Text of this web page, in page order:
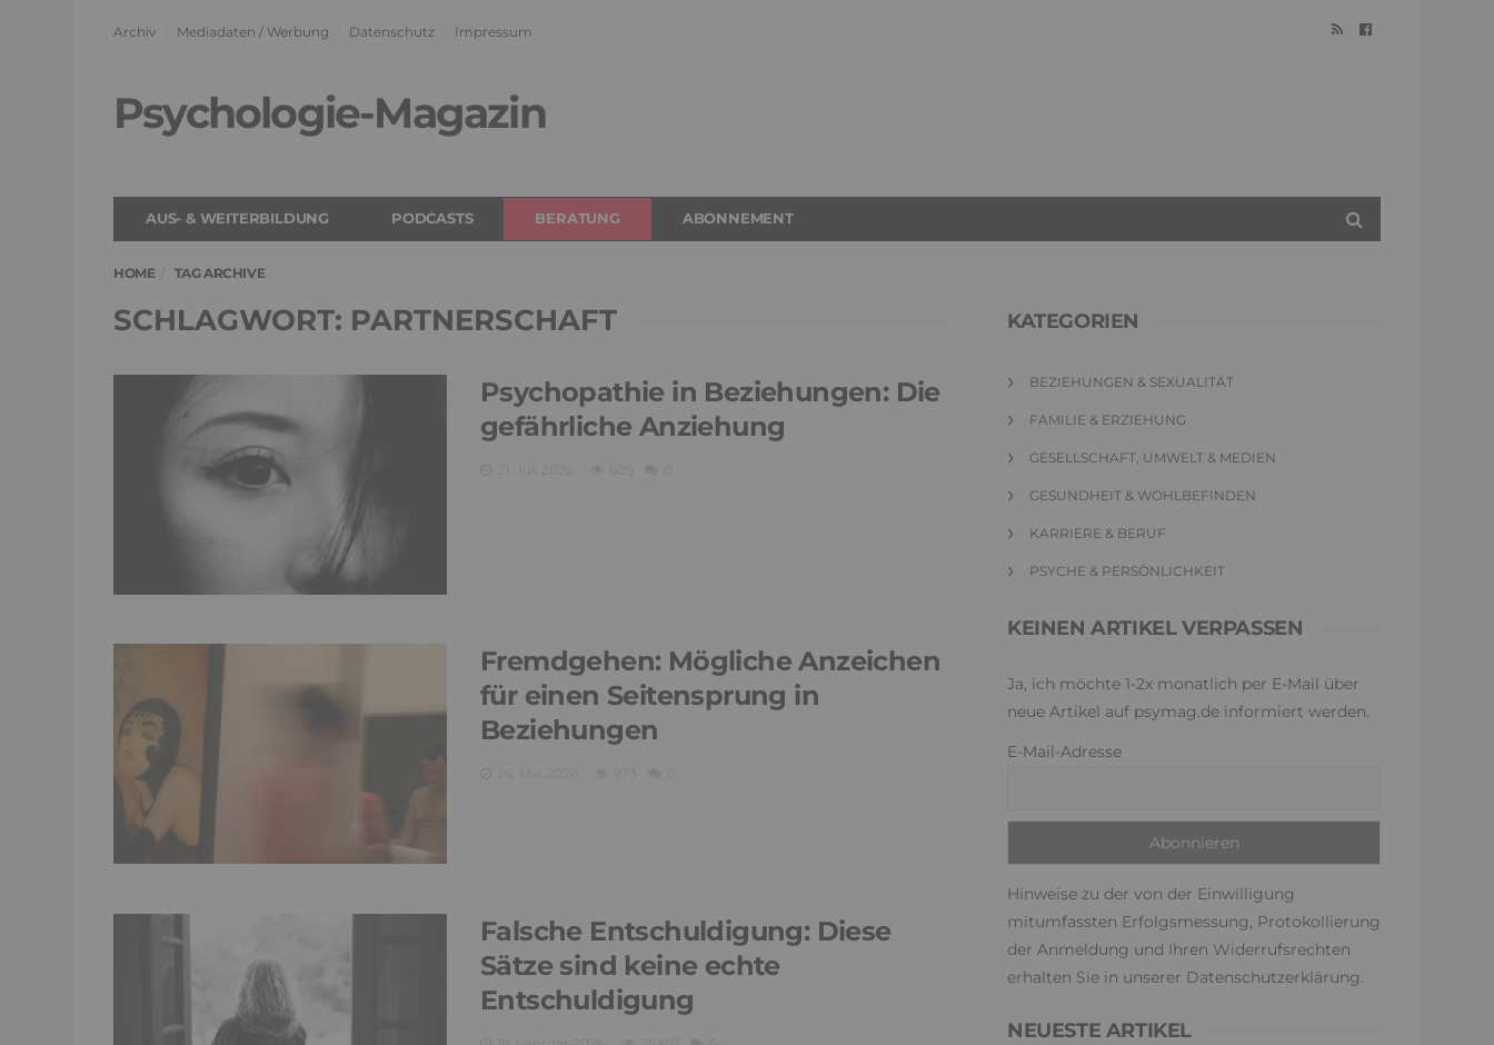
Archiv Mediadaten / Werbung Datenschutz Impressum
Psychologie-Magazin
AUS- & WEITERBILDUNG PODCASTS BERATUNG ABONNEMENT
HOME TAG ARCHIVE
SCHLAGWORT: PARTNERSCHAFT
Psychopathie in Beziehungen: Die
gefährliche Anziehung
Fremdgehen: Mögliche Anzeichen
für einen Seitensprung in
Beziehungen
Falsche Entschuldigung: Diese
Sätze sind keine echte
Entschuldigung
KATEGORIEN
BEZIEHUNGEN & SEXUALITÄT
FAMILIE & ERZIEHUNG
GESELLSCHAFT, UMWELT & MEDIEN
GESUNDHEIT & WOHLBEFINDEN
KARRIERE & BERUF
PSYCHE & PERSÖNLICHKEIT
KEINEN ARTIKEL VERPASSEN
Ja, ich möchte 1-2x monatlich per E-Mail über
neue Artikel auf psymag.de informiert werden.
E-Mail-Adresse
Hinweise zu der von der Einwilligung
mitumfassten Erfolgsmessung, Protokollierung
der Anmeldung und Ihren Widerrufsrechten
erhalten Sie in unserer Datenschutzerklärung.
NEUESTE ARTIKEL